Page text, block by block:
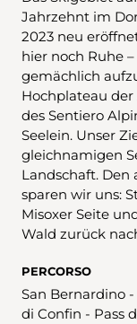
Jahrzehnt im
2023 neu
hier noch Ruhe
gemächlich
Hochplateau
des Sentiero
Seelein. Unser
gleichnamigen
Landschaft. Den
sparen wir uns:
Misoxer Seite
Wald zurück
PERCORSO
San Bernardino
di Confin - Pass